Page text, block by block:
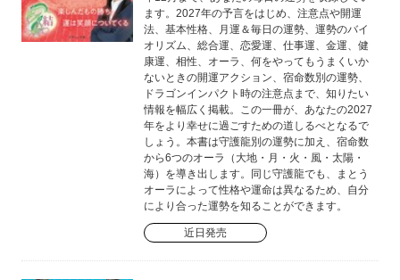
ます。2027年の予言をはじめ、注意点や開運
法、基本性格、月運＆毎日の運勢、運勢のバイ
オリズム、総合運、恋愛運、仕事運、金運、健
康運、相性、オーラ、何をやってもうまくいか
ないときの開運アクション、宿命数別の運勢、
ドラゴンインパクト時の注意点まで、知りたい
情報を幅広く掲載。この一冊が、あなたの2027
年をより幸せに過ごすための道しるべとなるで
しょう。本書は守護龍別の運勢に加え、宿命数
から6つのオーラ（大地・月・火・風・太陽・
海）を導き出します。同じ守護龍でも、まとう
オーラによって性格や運命は異なるため、自分
により合った運勢を知ることができます。
近日発売